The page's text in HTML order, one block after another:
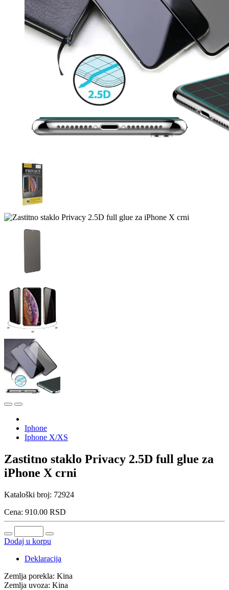
Iphone
Iphone X/XS
Zastitno staklo Privacy 2.5D full glue za
iPhone X crni
Kataloški broj: 72924
Cena: 910.00 RSD
Dodaj u korpu
Deklaracija
Zemlja porekla: Kina
Zemlja uvoza: Kina